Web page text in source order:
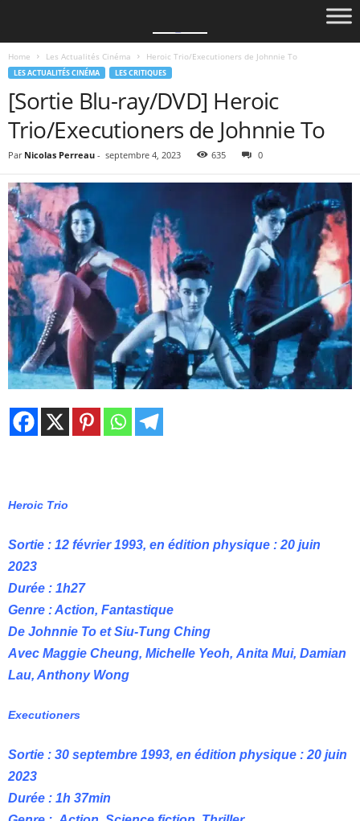
Home Les Actualités Cinéma Heroic Trio/Executioners de Johnnie To
LES ACTUALITÉS CINÉMA LES CRITIQUES
[Sortie Blu-ray/DVD] Heroic
Trio/Executioners de Johnnie To
Par Nicolas Perreau - septembre 4, 2023 635 0
Heroic Trio
Sortie : 12 février 1993, en édition physique : 20 juin
2023
Durée : 1h27
Genre : Action, Fantastique
De Johnnie To et Siu-Tung Ching
Avec Maggie Cheung, Michelle Yeoh, Anita Mui, Damian
Lau, Anthony Wong
Executioners
Sortie : 30 septembre 1993, en édition physique : 20 juin
2023
Durée : 1h 37min